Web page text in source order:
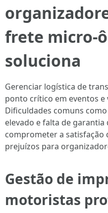
frete micro-
soluciona
Gerenciar logística de
ponto crítico em eventos e
Dificuldades comuns
elevado e falta de
comprometer a satisfação
prejuízos para
Gestão de
motoristas